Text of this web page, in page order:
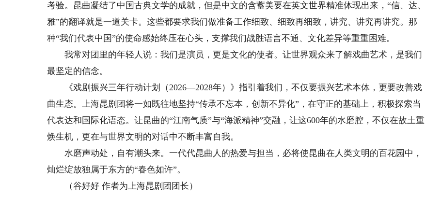
考验。昆曲凝结了中国古典文学的成就，但是中文的含蓄美要在英文世界精准体现出来，“信、达、
雅”的翻译就是一道关卡。这些都要求我们做准备工作细致、细致再细致，讲究、讲究再讲究。那
种“我们代表中国”的使命感始终压在心头，支撑我们战胜语言不通、文化差异等重重困难。
我常对团里的年轻人说：我们是演员，更是文化的使者。让世界观众来了解戏曲艺术，是我们
最坚定的信念。
《戏剧振兴三年行动计划（2026—2028年）》指引着我们，不仅要振兴艺术本体，更要改善戏
曲生态。上海昆剧团将一如既往地坚持“传承不忘本，创新不异化”，在守正的基础上，积极探索当
代表达和国际化语态。让昆曲的“江南气质”与“海派精神”交融，让这600年的水磨腔，不仅在故土重
焕生机，更在与世界文明的对话中不断丰富自我。
水磨声动处，自有潮头来。一代代昆曲人的热爱与担当，必将使昆曲在人类文明的百花园中，
灿烂绽放独属于东方的“春色如许”。
（谷好好 作者为上海昆剧团团长）